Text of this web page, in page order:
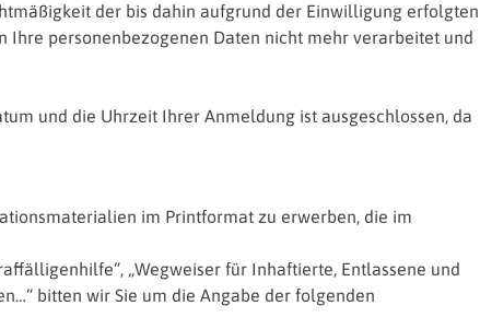
der bis dahin aufgrund der Einwilligung erfolgten
personenbezogenen Daten nicht mehr verarbeitet und
und die Uhrzeit Ihrer Anmeldung ist ausgeschlossen, da
im Printformat zu erwerben, die im
„Wegweiser für Inhaftierte, Entlassene und
bitten wir Sie um die Angabe der folgenden